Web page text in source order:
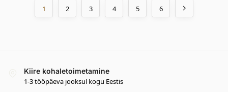
1 2 3 4 5 6
Kiire kohaletoimetamine
1-3 tööpäeva jooksul kogu Eestis